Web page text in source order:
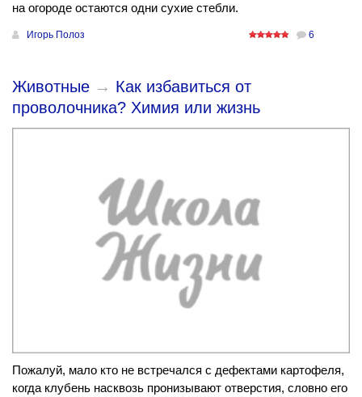
на огороде остаются одни сухие стебли.
Игорь Полоз 6
Животные → Как избавиться от
проволочника? Химия или жизнь
Пожалуй, мало кто не встречался с дефектами картофеля,
когда клубень насквозь пронизывают отверстия, словно его